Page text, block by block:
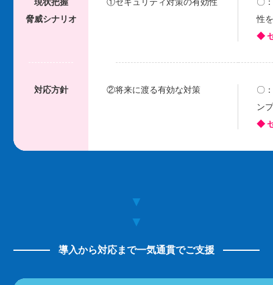
脅威シナリオ
性
◆
対応方針 ②将来に渡る有効な対策
〇
ン
◆
▼
▼
導入から対応まで一気通貫でご支援